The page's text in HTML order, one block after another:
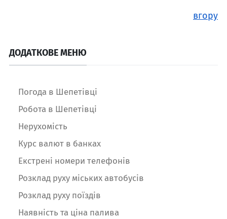
вгору
ДОДАТКОВЕ МЕНЮ
Погода в Шепетівці
Робота в Шепетівці
Нерухомість
Курс валют в банках
Екстрені номери телефонів
Розклад руху міських автобусів
Розклад руху поїздів
Наявність та ціна палива